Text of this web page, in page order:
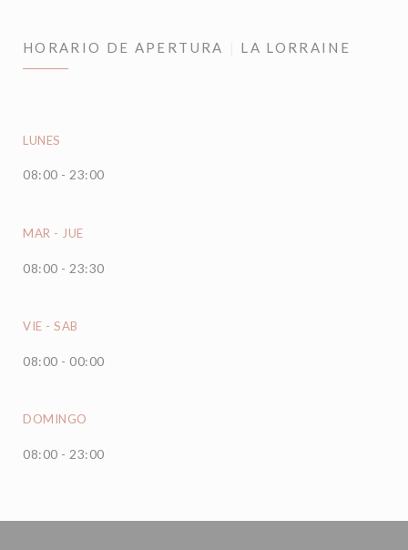
HORARIO DE APERTURA LA LORRAINE
LUNES
08:00 - 23:00
MAR - JUE
08:00 - 23:30
VIE - SAB
08:00 - 00:00
DOMINGO
08:00 - 23:00